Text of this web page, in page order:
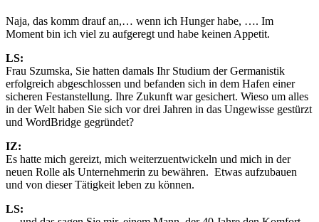
Naja, das komm drauf an,… wenn ich Hunger habe, …. Im
Moment bin ich viel zu aufgeregt und habe keinen Appetit.
LS:
Frau Szumska, Sie hatten damals Ihr Studium der Germanistik
erfolgreich abgeschlossen und befanden sich in dem Hafen einer
sicheren Festanstellung. Ihre Zukunft war gesichert. Wieso um alles
in der Welt haben Sie sich vor drei Jahren in das Ungewisse gestürzt
und WordBridge gegründet?
IZ:
Es hatte mich gereizt, mich weiterzuentwickeln und mich in der
neuen Rolle als Unternehmerin zu bewähren. Etwas aufzubauen
und von dieser Tätigkeit leben zu können.
LS: